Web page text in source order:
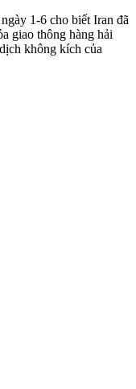
1-6 cho biết Iran đã
giao thông hàng hải
không kích của